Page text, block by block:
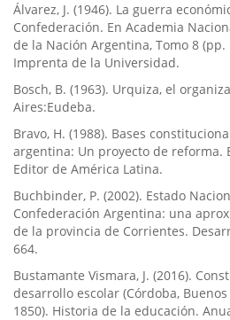
Álvarez, J. (1946). La guerra
Confederación. En Academia
de la Nación Argentina, Tomo 8 (pp.
Imprenta de la Universidad.
Bosch, B. (1963). Urquiza, el
Aires:Eudeba.
Bravo, H. (1988). Bases
argentina: Un proyecto de reforma.
Editor de América Latina.
Buchbinder, P. (2002). Estado
Confederación Argentina: una
de la provincia de Corrientes.
664.
Bustamante Vismara, J. (2016).
desarrollo escolar (Córdoba,
1850). Historia de la educación.